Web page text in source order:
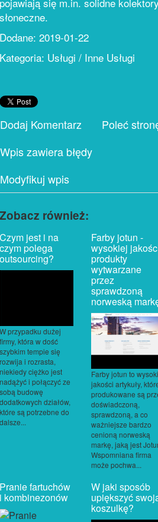
słoneczne.
Dodane: 2019-01-22
Kategoria: Usługi / Inne Usługi
Dodaj Komentarz
Poleć
Wpis zawiera błędy
Modyfikuj wpis
Zobacz również:
Czym jest i na
czym polega
outsourcing?
W przypadku dużej
firmy, która w dość
szybkim tempie się
rozwija i rozrasta,
niekiedy ciężko jest
nadążyć i połączyć ze
sobą budowę
dodatkowych działów,
które są potrzebne do
dalsze...
Farby jotun -
wysokiej
produkty
wytwarzane
przez
sprawdzoną
norweską
Farby jotun to
jakości artykuły,
produkowane są
doświadczoną,
sprawdzoną, a co
ważniejsze bardzo
cenioną norweską
markę, jaką jest
Wspomniana firma
może pochwa...
Pranie fartuchów
i kombinezonów
W jaki sposób
upiększyć
koszulkę?